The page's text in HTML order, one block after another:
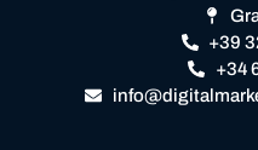
+39
+34